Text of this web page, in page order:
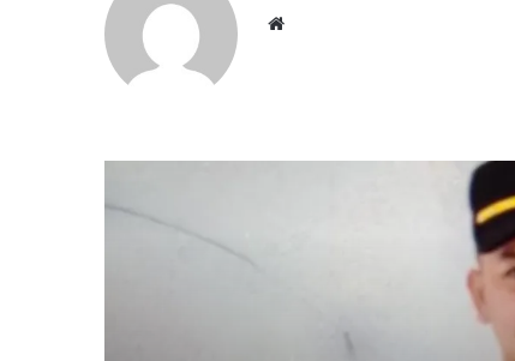
Website